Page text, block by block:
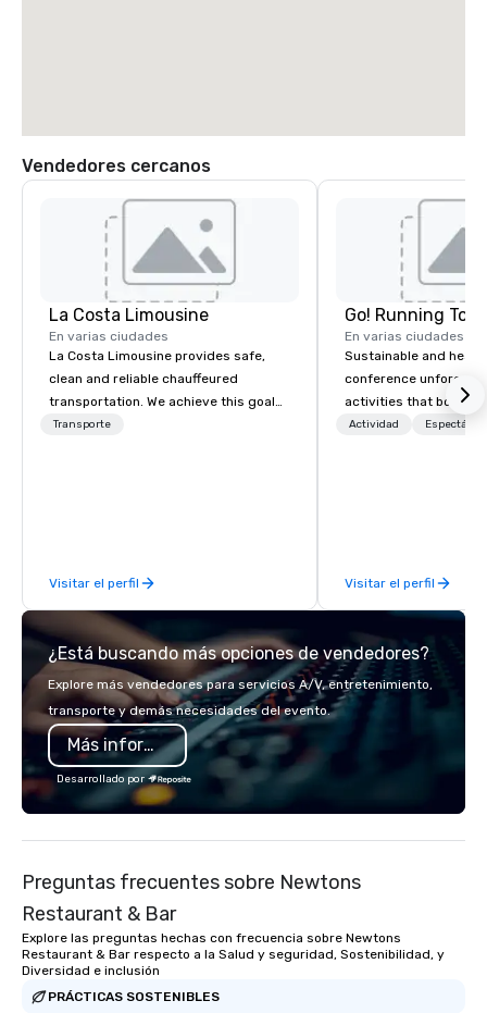
Vendedores cercanos
La Costa Limousine
En varias ciudades
La Costa Limousine provides safe,
clean and reliable chauffeured
transportation. We achieve this goal
with highly trained chauffeurs, the
late model luxury vehicles to the
highly experienced and professional
team of chauffeurs and support staff;
you will know quality when you travel
with La Costa Limousine.
Transporte
Visitar el perfil
Go! Running
En varias ciudades
Sustainable and
conference
activities that boost
lower carbon
Actividad
Visitar el perfil
¿Está buscando más opciones de vendedores?
Explore más vendedores para servicios A/V, entretenimiento,
transporte y demás necesidades del evento.
Más información
Desarrollado por
Preguntas frecuentes sobre Newtons
Restaurant & Bar
Explore las preguntas hechas con frecuencia sobre Newtons
Restaurant & Bar respecto a la Salud y seguridad, Sostenibilidad, y
Diversidad e inclusión
PRÁCTICAS SOSTENIBLES